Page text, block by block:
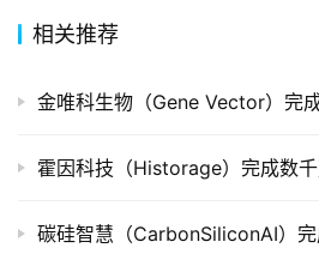
布
并
重
相关推荐
金唯科生物（Gene Vector）完
霍因科技（Historage）完成数
碳硅智慧（CarbonSiliconAI）